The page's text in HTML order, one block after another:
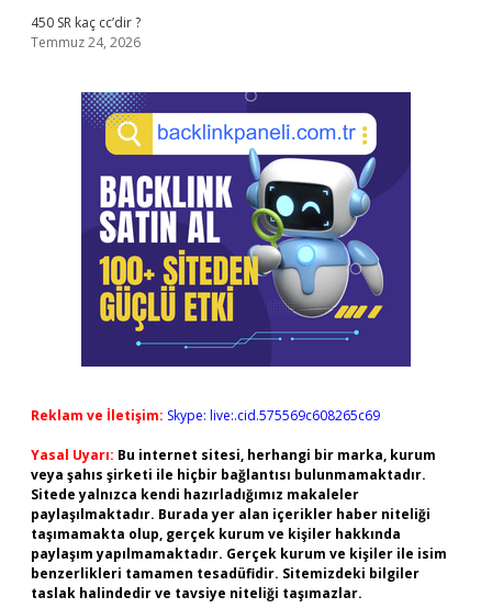
450 SR kaç cc’dir ?
Temmuz 24, 2026
Reklam ve İletişim: Skype: live:.cid.575569c608265c69
Yasal Uyarı: Bu internet sitesi, herhangi bir marka, kurum
veya şahıs şirketi ile hiçbir bağlantısı bulunmamaktadır.
Sitede yalnızca kendi hazırladığımız makaleler
paylaşılmaktadır. Burada yer alan içerikler haber niteliği
taşımamakta olup, gerçek kurum ve kişiler hakkında
paylaşım yapılmamaktadır. Gerçek kurum ve kişiler ile isim
benzerlikleri tamamen tesadüfidir. Sitemizdeki bilgiler
taslak halindedir ve tavsiye niteliği taşımazlar.